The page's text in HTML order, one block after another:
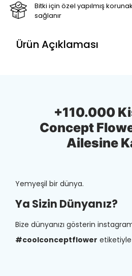
Bitki için özel yapılmış
sağlanır
Ürün Açıklaması
+110.000
Concept
Ailesine
Yemyeşil bir dünya.
Ya Sizin Dünyanız?
Bize dünyanızı gösterin
#coolconceptflower etiketiyle